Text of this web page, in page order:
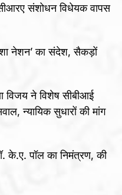
संशोधन विधेयक वापस
नेशन’ का संदेश, सैकड़ों
विजय ने विशेष सीबीआई
न्यायिक सुधारों की मांग
के.ए. पॉल का निमंत्रण, की